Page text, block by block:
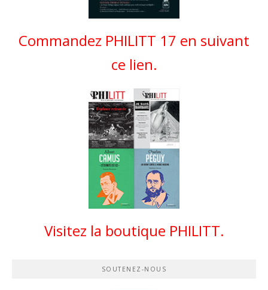
Commandez PHILITT 17 en suivant
ce lien.
Visitez la boutique PHILITT.
SOUTENEZ-NOUS